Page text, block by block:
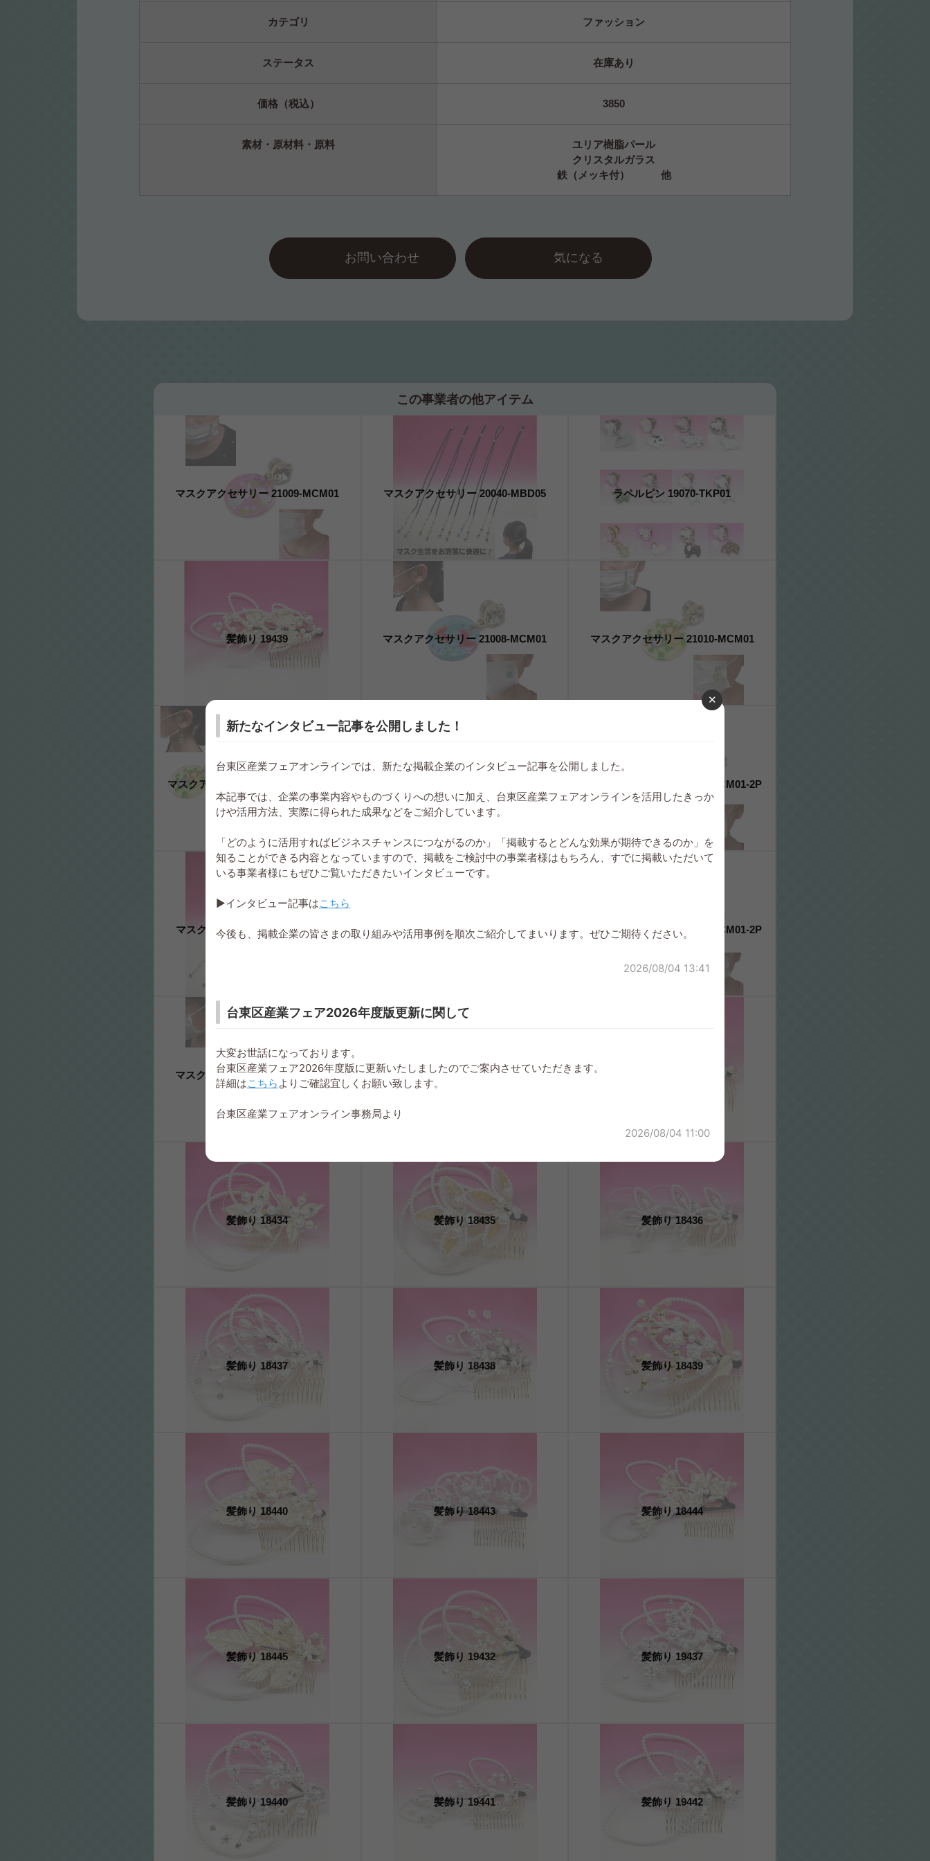
カテゴリ ファッション
ステータス 在庫あり
価格（税込） 3850
素材・原材料・原料
ユリア樹脂パール
クリスタルガラス
鉄（メッキ付） 他
お問い合わせ 気になる
この事業者の他アイテム
マスクアクセサリー 21009-MCM01 マスクアクセサリー 20040-MBD05 ラペルピン 19070-TKP01
髪飾り 19439 マスクアクセサリー 21008-MCM01 マスクアクセサリー 21010-MCM01
マスクアクセサリー 21010-MCM01-2P マスクアクセサリー 21008-MCM01-2P
マスクアクセサリー 20039-MBD05 マスクアクセサリー 21001-MCM01 マスクアクセサリー 21001-MCM01-2P
マスクアクセサリー 21002-MCM01 マスクアクセサリー 21002-MCM01-2P
髪飾り 18434 髪飾り 18435 髪飾り 18436
髪飾り 18437 髪飾り 18438 髪飾り 18439
髪飾り 18440 髪飾り 18443 髪飾り 18444
髪飾り 18445 髪飾り 19432 髪飾り 19437
髪飾り 19440 髪飾り 19441 髪飾り 19442
新たなインタビュー記事を公開しました！
台東区産業フェアオンラインでは、新たな掲載企業のインタビュー記事を公開しました。
本記事では、企業の事業内容やものづくりへの想いに加え、台東区産業フェアオンラインを活用したきっか
けや活用方法、実際に得られた成果などをご紹介しています。
「どのように活用すればビジネスチャンスにつながるのか」「掲載するとどんな効果が期待できるのか」を
知ることができる内容となっていますので、掲載をご検討中の事業者様はもちろん、すでに掲載いただいて
いる事業者様にもぜひご覧いただきたいインタビューです。
▶インタビュー記事はこちら
今後も、掲載企業の皆さまの取り組みや活用事例を順次ご紹介してまいります。ぜひご期待ください。
2026/08/04 13:41
台東区産業フェア2026年度版更新に関して
大変お世話になっております。
台東区産業フェア2026年度版に更新いたしましたのでご案内させていただきます。
詳細はこちら よりご確認宜しくお願い致します。
台東区産業フェアオンライン事務局より
2026/08/04 11:00